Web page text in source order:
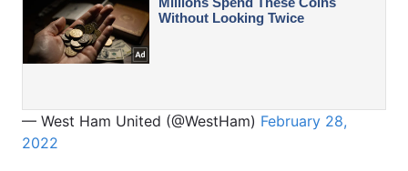
— West Ham United (@WestHam) February 28,
2022